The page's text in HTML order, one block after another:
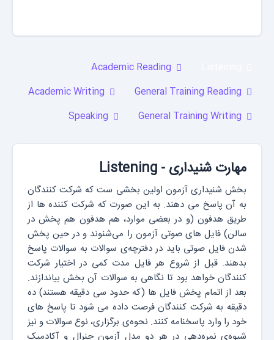
مهارت شنیداری - Listening
بخش شنیداری آزمون اولین بخشی ست که شرکت کنندگان
به آن پاسخ می دهند. به این صورت که شرکت کننده ها از
طریق هدفون (و در بعضی موارد، هم هدفون هم پخش در
سالن) فایل های صوتی آزمون را می‌شنوند و در حین پخش
شدن فایل صوتی باید در دفترچه‌ی سوالات به سوالات پاسخ
بدهند. قبل از شروع هر فایل مدت کمی در اختیار شرکت
کنندگان خواهد بود تا نگاهی به سوالات آن بخش بیاندازند.
بعد از اتمام پخش فایل ها (که حدود سی دقیقه هستند) ده
دقیقه به شرکت کنندگان فرصت داده می شود تا پاسخ های
خود را وارد پاسخنامه کنند. نحوه‌ی برگزاری، نوع سوالات و نیز
شیوه‌ی نمره‌دهی در هر دو مدل آزمون جنرال و آکادمیک